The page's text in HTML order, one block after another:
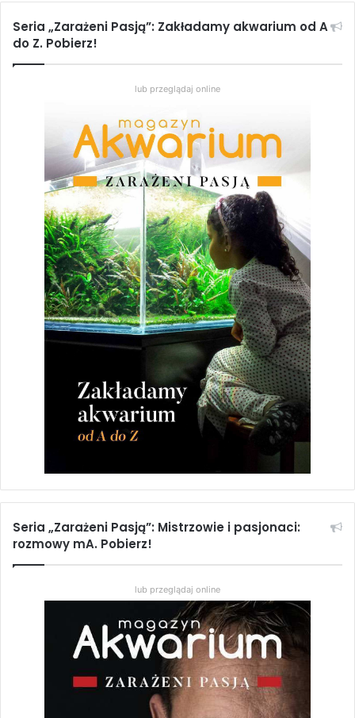
czasopismo akwarystyczne
Magazyn Akwarium numer
wydawnictwo akwarystyczne
Seria „Zarażeni Pasją”: Zakładamy akwarium od A
do Z. Pobierz!
lub przeglądaj online
Seria „Zarażeni Pasją”: Mistrzowie i pasjonaci:
rozmowy mA. Pobierz!
lub przeglądaj online